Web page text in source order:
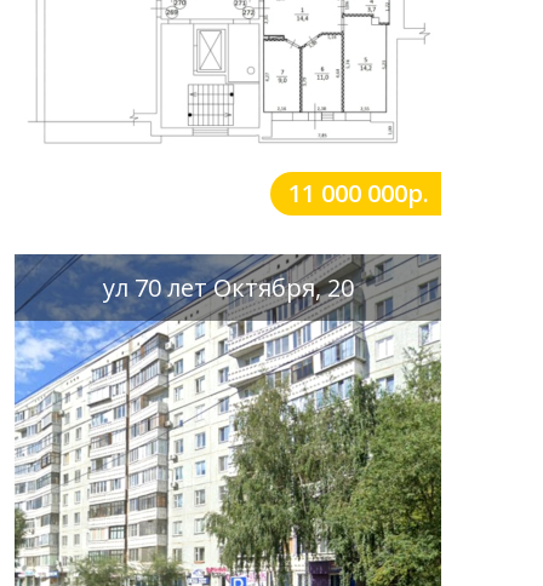
11 000 000р.
ул 70 лет Октября, 20